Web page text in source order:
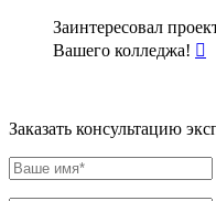
Заинтересовал
Вашего колледжа! 
Заказать консультацию